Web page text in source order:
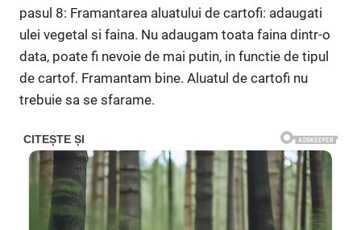
pasul 8: Framantarea aluatului de cartofi: adaugati
ulei vegetal si faina. Nu adaugam toata faina dintr-o
data, poate fi nevoie de mai putin, in functie de tipul
de cartof. Framantam bine. Aluatul de cartofi nu
trebuie sa se sfarame.